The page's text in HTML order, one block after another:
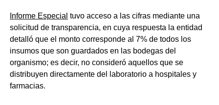
Informe Especial tuvo acceso a las cifras mediante una
solicitud de transparencia, en cuya respuesta la entidad
detalló que el monto corresponde al 7% de todos los
insumos que son guardados en las bodegas del
organismo; es decir, no consideró aquellos que se
distribuyen directamente del laboratorio a hospitales y
farmacias.